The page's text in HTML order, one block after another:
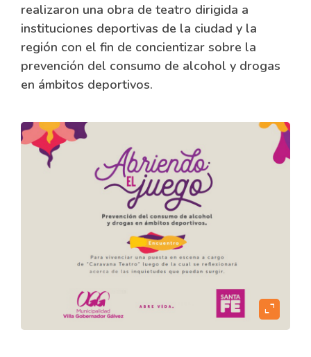
realizaron una obra de teatro dirigida a
instituciones deportivas de la ciudad y la
región con el fin de concientizar sobre la
prevención del consumo de alcohol y drogas
en ámbitos deportivos.
expand_content